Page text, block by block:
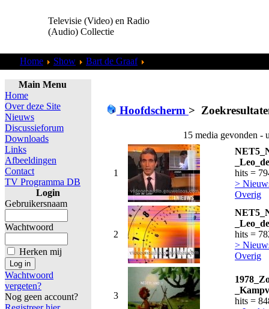
Televisie (Video) en Radio
(Audio) Collectie
Home Show Bart de Graaf
Main Menu
Home
Over deze Site
Nieuws
Discussieforum
Downloads
Links
Afbeeldingen
Contact
TV Programma DB
Login
Gebruikersnaam
Wachtwoord
Herken mij
Wachtwoord
vergeten?
Nog geen account?
Hoofdscherm >
15 media gevonden -
1
hits =
>
Overig
2
hits =
>
Overig
3
hits =